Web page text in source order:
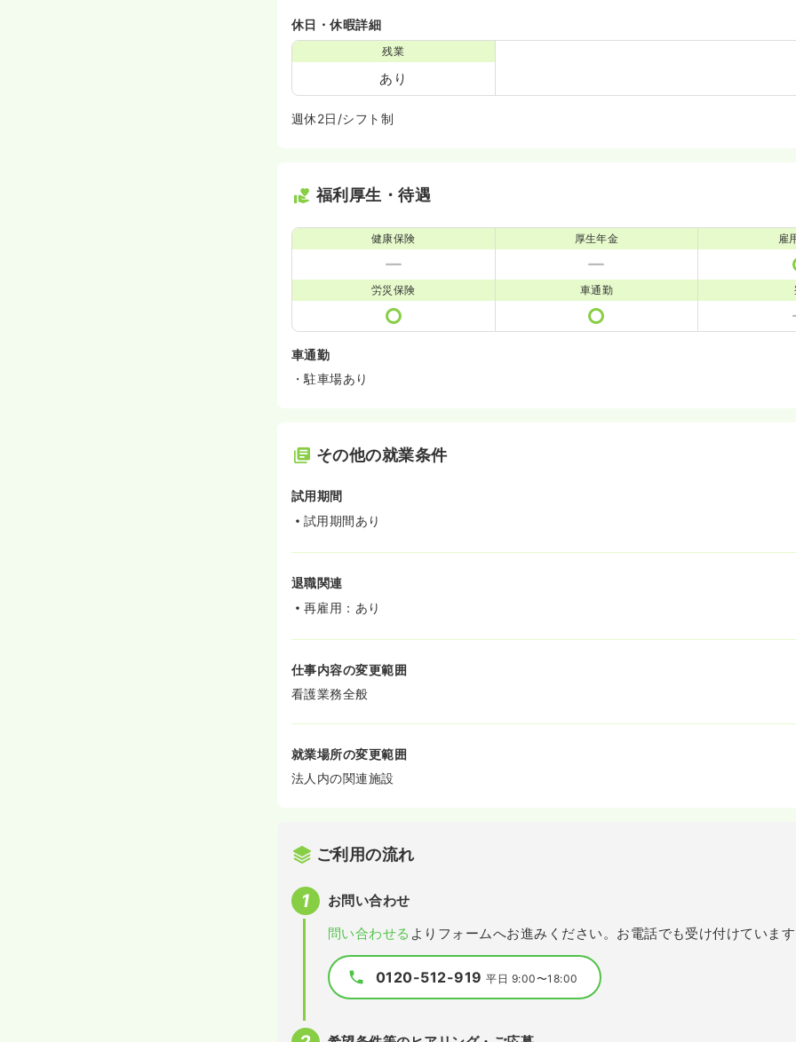
休日・休暇詳細
残業
あり
週休2日/シフト制
福利厚生・待遇
健康保険 厚生年金 雇
労災保険 車通勤
車通勤
・駐車場あり
その他の就業条件
試用期間
試用期間あり
退職関連
再雇用：あり
仕事内容の変更範囲
看護業務全般
就業場所の変更範囲
法人内の関連施設
ご利用の流れ
お問い合わせ
問い合わせる よりフォームへお進みください。お電話でも受け付けていま
0120-512-919平日 9:00〜18:00